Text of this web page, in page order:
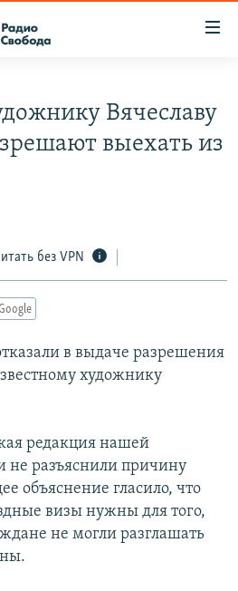
Вячеславу
выехать из
без VPN
в выдаче разрешения
художнику
редакция нашей
не разъяснили причину
объяснение гласило, что
визы нужны для того,
не могли разглашать